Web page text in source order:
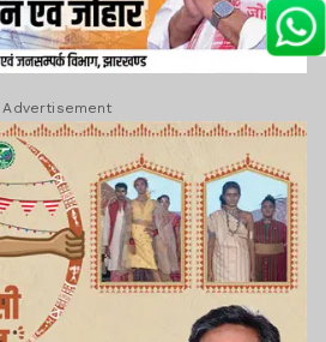
Advertisement